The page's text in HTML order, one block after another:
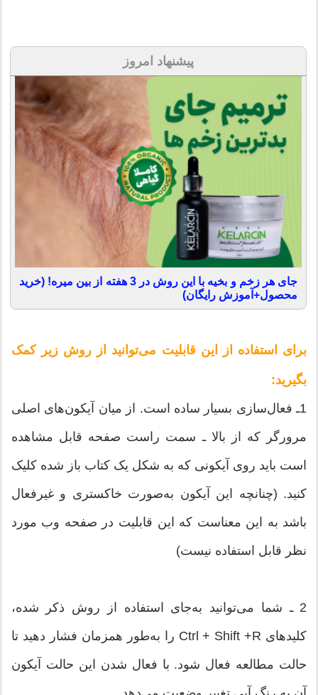
پیشنهاد امروز
جای هر زخم و بخیه با این روش در 3 هفته از بین میره! (خرید
محصول+آموزش رایگان)
برای استفاده از این قابلیت می‌توانید از روش زیر کمک
بگیرید:
1ـ فعال‌سازی بسیار ساده است. از میان آیکون‌های اصلی
مرورگر که از بالا ـ سمت راست صفحه قابل مشاهده
است ‌باید روی آیکونی که به شکل یک کتاب باز شده کلیک
کنید. (چنانچه این آیکون به‌صورت خاکستری و غیرفعال
باشد به این معناست که این قابلیت در صفحه وب مورد
نظر قابل استفاده نیست)
2 ـ شما می‌توانید به‌جای استفاده از روش ذکر شده،
کلیدهای Ctrl + Shift +R را به‌طور همزمان فشار دهید تا
حالت مطالعه فعال شود. با فعال شدن این حالت آیکون